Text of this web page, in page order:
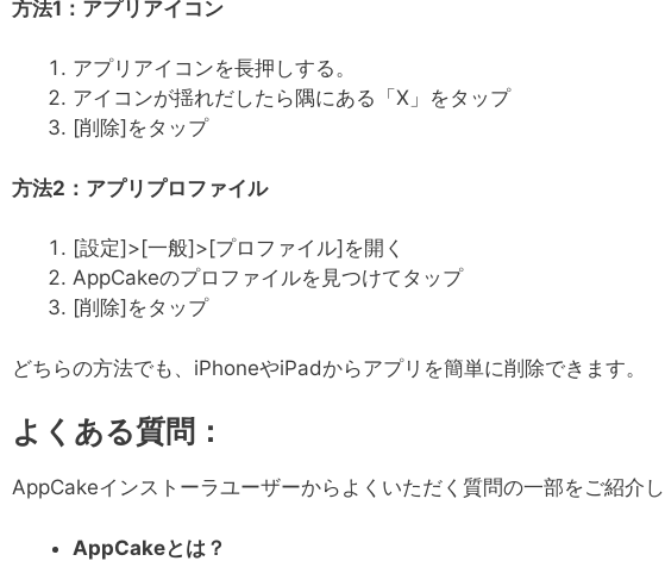
方法1 ：アプリアイコン
アプリアイコンを長押しする。
アイコンが揺れだしたら隅にある「X」をタップ
[削除]をタップ
方法2 ：アプリプロファイル
[設定]>[一般]>[プロファイル]を開く
AppCakeのプロファイルを見つけてタップ
[削除]をタップ
どちらの方法でも、iPhoneやiPadからアプリを簡単に削除できます。
よくある質問：
AppCakeインストーラユーザーからよくいただく質問の一部をご紹介
AppCakeとは？